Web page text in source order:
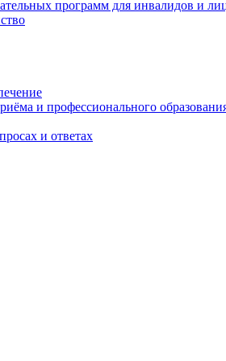
программ для инвалидов и
и профессионального
и ответах